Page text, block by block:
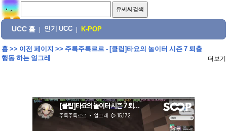
UCC 홈 인기 UCC K-POP
홈>> 이전 페이지 >> 주륵주륵르르 - [클립]타요의 놀이터 시즌 7 퇴출
행동 하는 얼그레
더보기